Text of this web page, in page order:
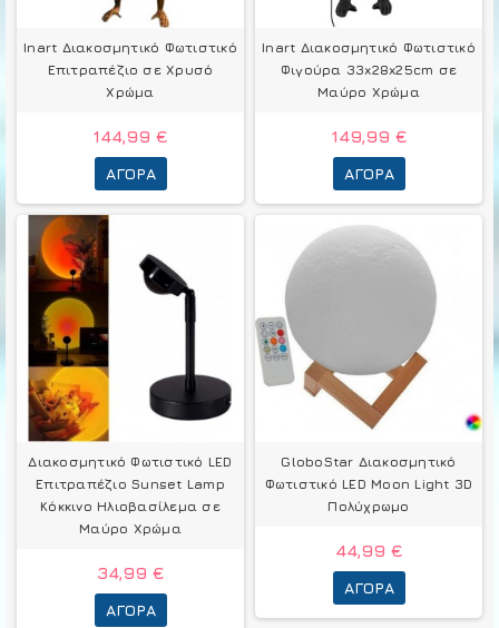
Inart Διακοσμητικό Φωτιστικό
Επιτραπέζιο σε Χρυσό
Χρώμα
144,99 €
ΑΓΟΡΆ
Inart Διακοσμητικό Φωτιστικό
Φιγούρα 33x28x25cm σε
Μαύρο Χρώμα
149,99 €
ΑΓΟΡΆ
Διακοσμητικό Φωτιστικό LED
Επιτραπέζιο Sunset Lamp
Κόκκινο Ηλιοβασίλεμα σε
Μαύρο Χρώμα
34,99 €
ΑΓΟΡΆ
GloboStar Διακοσμητικό
Φωτιστικό LED Μοοn Light 3D
Πολύχρωμο
44,99 €
ΑΓΟΡΆ